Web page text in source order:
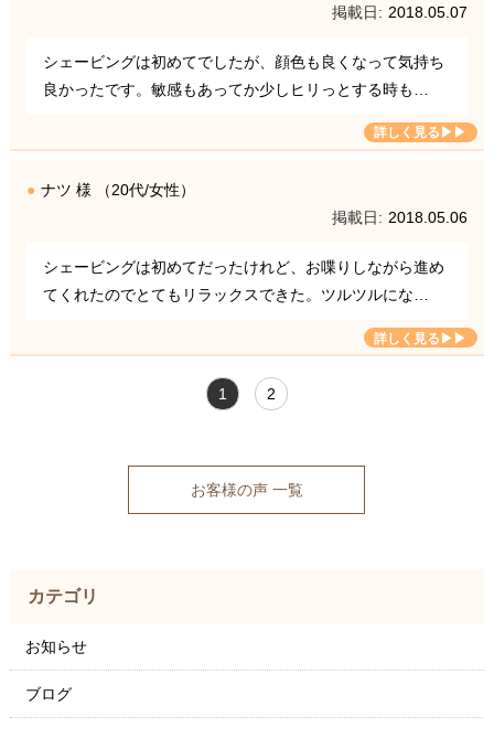
2018.05.07
シェービングは初めてでしたが、顔色も良くなって気持ち
良かったです。敏感もあってか少しヒリっとする時も…
ナツ 様 （20代/女性）
2018.05.06
シェービングは初めてだったけれど、お喋りしながら進め
てくれたのでとてもリラックスできた。ツルツルにな…
1 2
お客様の声 一覧
カテゴリ
お知らせ
ブログ